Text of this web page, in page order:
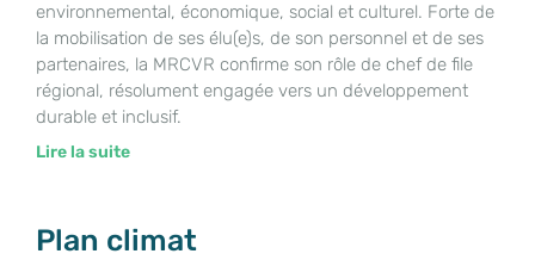
environnemental, économique, social et culturel. Forte de
la mobilisation de ses élu(e)s, de son personnel et de ses
partenaires, la MRCVR confirme son rôle de chef de file
régional, résolument engagée vers un développement
durable et inclusif.
Lire la suite
Plan climat